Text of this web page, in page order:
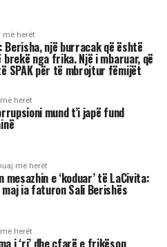
në shenjën e
po futet në Akrep,
ekuilibër, të
vendime që do të
radhë.
dita barazohet me
tha Shehu, duke
të shënohet nga
dinamizëm në
Për disa
premtuese që hap dyer
i ndjeshëm ku